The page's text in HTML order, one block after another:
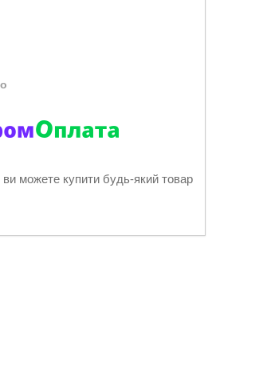
ви можете купити будь-який товар